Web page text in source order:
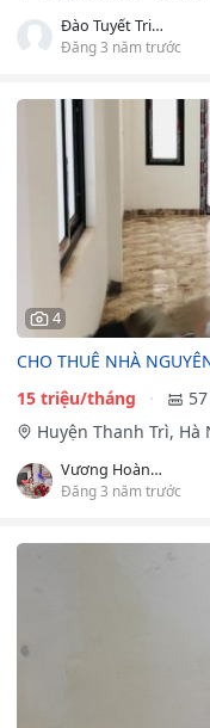
Đào Tuyết Trinh
Đăng 3 năm trước
4
CHO THUÊ NHÀ
15 triệu/tháng
Huyện Thanh Trì, Hà
Vương Hoàng Gia
Đăng 3 năm trước